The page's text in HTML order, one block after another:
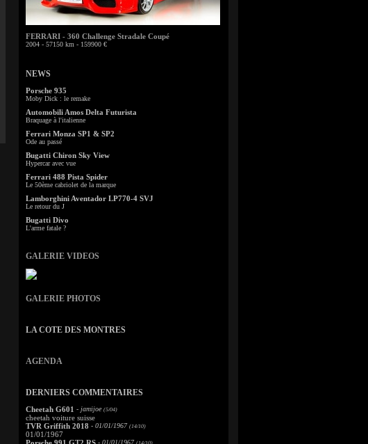
FERRARI - 360 Challenge Stradale Coupé
2004 - 57150 km - 159900 €
NEWS
Porsche 935
Moby Dick : le remake
Automobili Amos Delta Futurista
Braquage à l'italienne
Ferrari Monza SP1 & SP2
Ode au passé
Bugatti Chiron Sky View
Hypercar avec vue
Ferrari 488 Pista Spider
Le 50ème cabriolet de la marque
Lamborghini Aventador LP770-4 SVJ
Le retour du J
Bugatti Divo
L'arme fatale ?
GALERIE VIDEOS
GALERIE PHOTOS
LA COTE DES MONTRES
AGENDA
DERNIERS COMMENTAIRES
Cheetah G601 - jamijoe (5/04)
cheetah voiture suisse
TVR Griffith 2018 - 01/01/1967 (14/10)
01/01/1967
- 01/01/1967